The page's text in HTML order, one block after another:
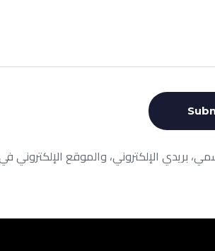
بريدي الإلكتروني، والموقع الإلكتروني